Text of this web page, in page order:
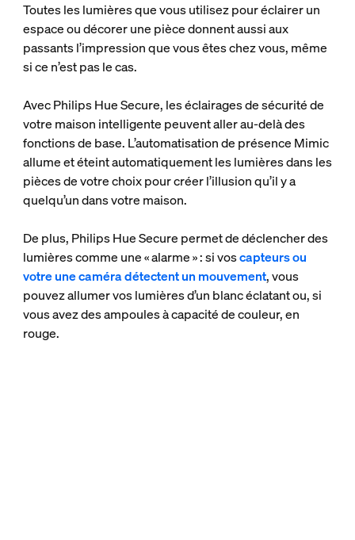
Toutes les lumières que vous utilisez pour éclairer un
espace ou décorer une pièce donnent aussi aux
passants l’impression que vous êtes chez vous, même
si ce n’est pas le cas.
Avec Philips Hue Secure, les éclairages de sécurité de
votre maison intelligente peuvent aller au-delà des
fonctions de base. L’automatisation de présence Mimic
allume et éteint automatiquement les lumières dans les
pièces de votre choix pour créer l’illusion qu’il y a
quelqu’un dans votre maison.
De plus, Philips Hue Secure permet de déclencher des
lumières comme une « alarme » : si voscapteurs ou
votre une caméra détectent un mouvement, vous
pouvez allumer vos lumières d’un blanc éclatant ou, si
vous avez des ampoules à capacité de couleur, en
rouge.